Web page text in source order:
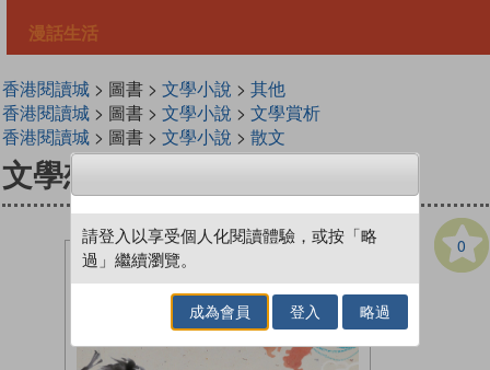
漫話生活
香港閱讀城> 圖書 > 文學小說 > 其他
香港閱讀城> 圖書 > 文學小說 > 文學賞析
香港閱讀城> 圖書 > 文學小說 > 散文
文學想多了
0
請登入以享受個人化閱讀體驗，或按「略
過」繼續瀏覽。
成為會員 登入 略過